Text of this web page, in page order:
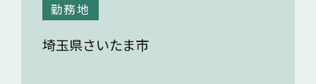
勤務地
埼玉県さいたま市